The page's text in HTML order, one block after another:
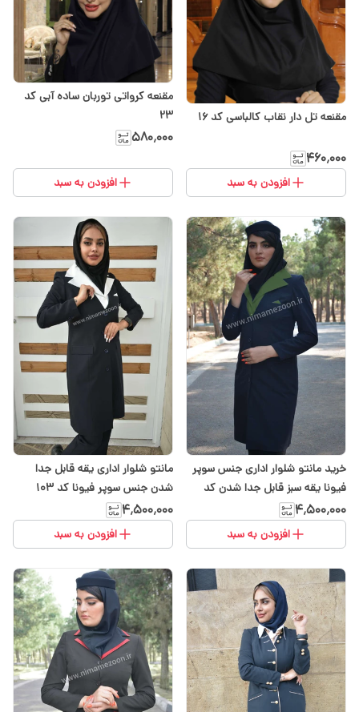
مقنعه تل دار نقاب کالباسی کد 16
۴۶۰٬۰۰۰
افزودن به سبد
مقنعه کرواتی توربان ساده آبی کد
۲۳
۵۸۰٬۰۰۰
افزودن به سبد
خرید مانتو شلوار اداری جنس سوپر
فیونا یقه سبز قابل جدا شدن کد
۱۰۳
۴٬۵۰۰٬۰۰۰
افزودن به سبد
مانتو شلوار اداری یقه قابل جدا
شدن جنس سوپر فیونا کد ۱۰۳
۴٬۵۰۰٬۰۰۰
افزودن به سبد